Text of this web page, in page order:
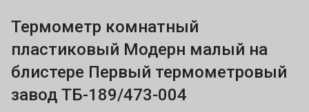
Термометр комнатный
пластиковый Модерн малый на
блистере Первый термометровый
завод ТБ-189/473-004